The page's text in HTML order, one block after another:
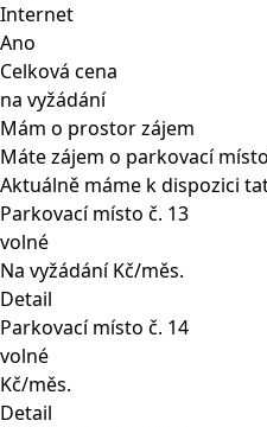
Internet
Ano
Celková cena
na vyžádání
Mám o prostor zájem
Máte zájem o parkovací
Aktuálně máme k dispozici
Parkovací místo č. 13
volné
Na vyžádání Kč/měs.
Detail
Parkovací místo č. 14
volné
Kč/měs.
Detail